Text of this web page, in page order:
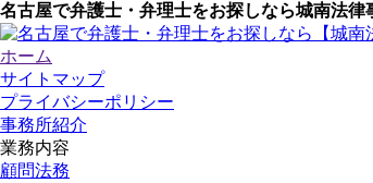
名古屋で弁護士・弁理士をお探しなら城南法律
ホーム
サイトマップ
プライバシーポリシー
事務所紹介
業務内容
顧問法務